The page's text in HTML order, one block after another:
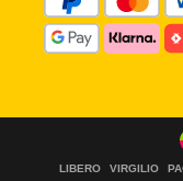
LIBERO VIRGILIO